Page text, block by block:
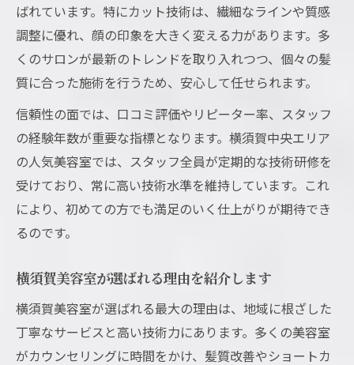
ばれています。特にカット技術は、繊細なラインや質感
調整に優れ、顔の印象を大きく変える力があります。多
くのサロンが最新のトレンドを取り入れつつ、個々の髪
質に合った施術を行うため、安心して任せられます。
信頼性の面では、口コミ評価やリピーター率、スタッフ
の経験年数が重要な指標となります。横須賀中央エリア
の人気美容室では、スタッフ全員が定期的な技術研修を
受けており、常に高い技術水準を維持しています。これ
により、初めての方でも満足のいく仕上がりが期待でき
るのです。
横須賀美容室が選ばれる理由を紹介します
横須賀美容室が選ばれる最大の理由は、地域に根ざした
丁寧なサービスと高い技術力にあります。多くの美容室
がカウンセリングに時間をかけ、髪質改善やショートカ